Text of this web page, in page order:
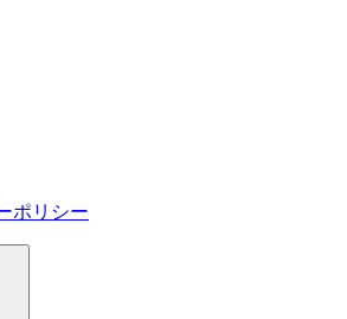
ポリシー